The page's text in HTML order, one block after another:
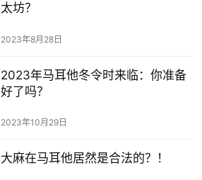
太坊？
2023年8月28日
2023年马耳他冬令时来临：你准备
好了吗？
2023年10月29日
大麻在马耳他居然是合法的？！